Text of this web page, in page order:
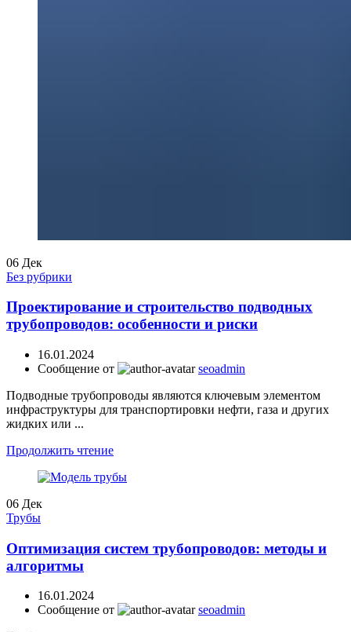
06 Дек
Без рубрики
Проектирование и строительство подводных
трубопроводов: особенности и риски
16.01.2024
Сообщение от
seoadmin
Подводные трубопроводы являются ключевым элементом
инфраструктуры для транспортировки нефти, газа и других
жидких или ...
Продолжить чтение
06 Дек
Трубы
Оптимизация систем трубопроводов: методы и
алгоритмы
16.01.2024
Сообщение от
seoadmin